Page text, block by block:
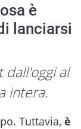
è
lanciarsi
dall'oggi al
intera.
Tuttavia, è